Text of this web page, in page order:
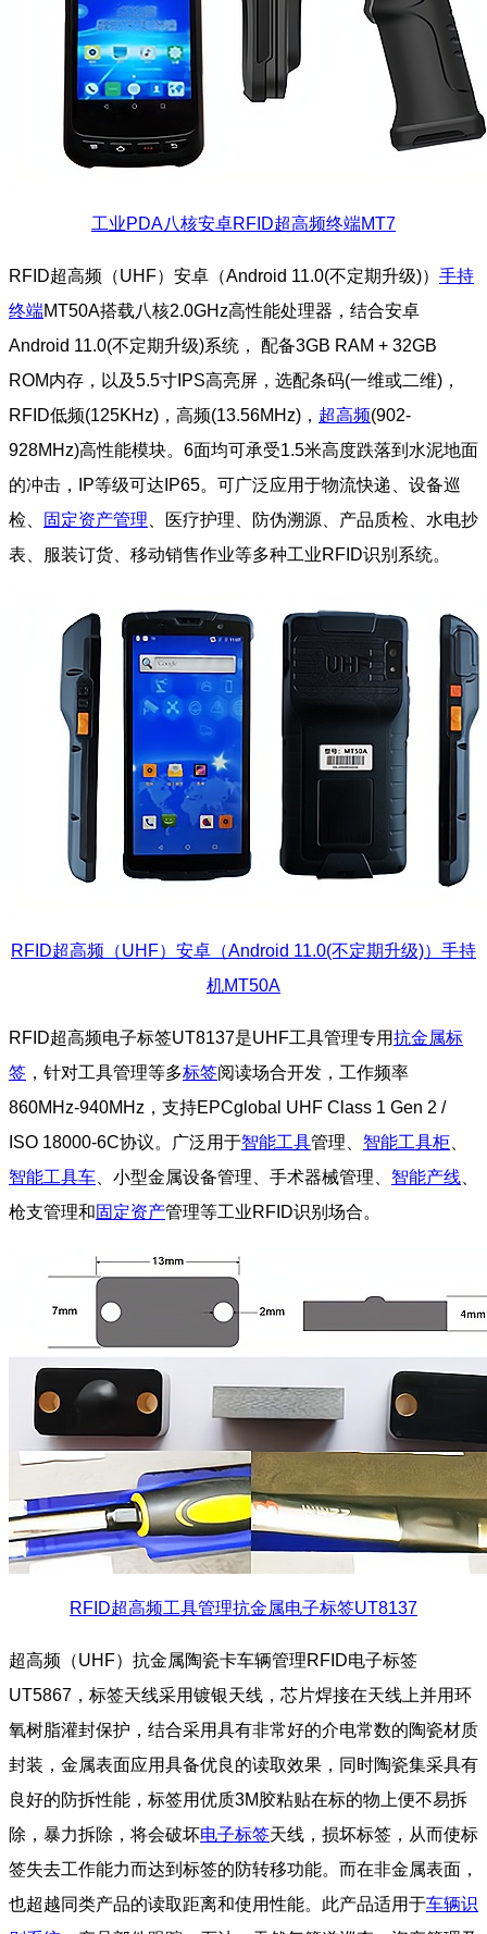
工业PDA八核安卓RFID超高频终端MT7
RFID超高频（UHF）安卓（Android 11.0(不定期升级)） 手持
终端MT50A搭载八核2.0GHz高性能处理器，结合安卓
Android 11.0(不定期升级)系统， 配备3GB RAM + 32GB
ROM内存，以及5.5寸IPS高亮屏，选配条码(一维或二维)，
RFID低频(125KHz)，高频(13.56MHz)， 超高频(902-
928MHz)高性能模块。6面均可承受1.5米高度跌落到水泥地面
的冲击，IP等级可达IP65。可广泛应用于物流快递、设备巡
检、
固定资产管理 、医疗护理、防伪溯源、产品质检、水电抄
表、服装订货、移动销售作业等多种工业RFID识别系统。
RFID超高频（UHF）安卓（Android 11.0(不定期升级)）手持
机MT50A
RFID超高频电子标签UT8137是UHF工具管理专用抗金属标
签 ，针对工具管理等多标签阅读场合开发，工作频率
860MHz-940MHz，支持EPCglobal UHF Class 1 Gen 2 /
ISO 18000-6C协议。广泛用于智能工具管理、 智能工具柜
智能工具车 、小型金属设备管理、手术器械管理、 智能产线
枪支管理和固定资产管理等工业RFID识别场合。
RFID超高频工具管理抗金属电子标签UT8137
超高频（UHF）抗金属陶瓷卡车辆管理RFID电子标签
UT5867，标签天线采用镀银天线，芯片焊接在天线上并用环
氧树脂灌封保护，结合采用具有非常好的介电常数的陶瓷材质
封装，金属表面应用具备优良的读取效果，同时陶瓷集采具有
良好的防拆性能，标签用优质3M胶粘贴在标的物上便不易拆
除，暴力拆除，将会破坏电子标签天线，损坏标签，从而使标
签失去工作能力而达到标签的防转移功能。而在非金属表面，
也超越同类产品的读取距离和使用性能。此产品适用于车辆识